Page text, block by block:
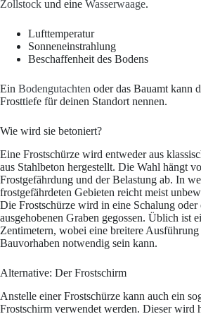
Zollstock und eine Wasserwaage.
Lufttemperatur
Sonneneinstrahlung
Beschaffenheit des Bodens
Ein Bodengutachten oder das Bauamt kann
Frosttiefe für deinen Standort nennen.
Wie wird sie betoniert?
Eine Frostschürze wird entweder aus
aus Stahlbeton hergestellt. Die Wahl hängt
Frostgefährdung und der Belastung ab. In
frostgefährdeten Gebieten reicht meist
Die Frostschürze wird in eine Schalung oder
ausgehobenen Graben gegossen. Üblich ist
Zentimetern, wobei eine breitere Ausführung
Bauvorhaben notwendig sein kann.
Alternative: Der Frostschirm
Anstelle einer Frostschürze kann auch ein
Frostschirm verwendet werden. Dieser wird